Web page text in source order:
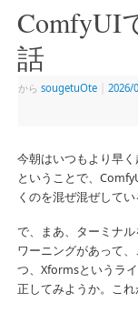
ComfyUI
話
から sougetuOte 2026/
今朝はいつもより早
ということで、
くのを混ぜ混ぜして
で、まあ、ターミナ
ワーニングがあって
つ、Xformsというラ
正してみようか。これ